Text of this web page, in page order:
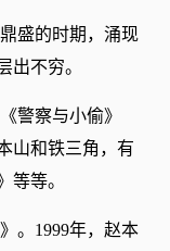
盛的时期，涌现
出不穷。
警察与小偷》
山和铁三角，有
等等。
。1999年，赵本